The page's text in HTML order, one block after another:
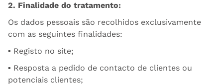
2. Finalidade do tratamento:
Os dados pessoais são recolhidos exclusivamente
com as seguintes finalidades:
▪ Registo no site;
▪ Resposta a pedido de contacto de clientes ou
potenciais clientes;